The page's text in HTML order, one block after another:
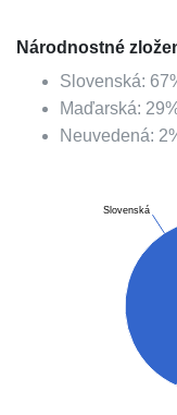
Národnostné
Slovenská: 67
Maďarská: 29
Neuvedená: 2
Slovenská